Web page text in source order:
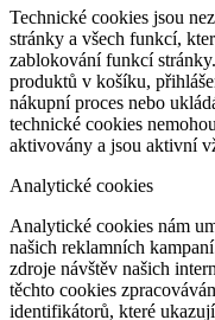
Technické cookies jsou
stránky a všech funkcí,
zablokování funkcí
produktů v košíku,
nákupní proces nebo
technické cookies
aktivovány a jsou aktivní
Analytické cookies
Analytické cookies nám
našich reklamních
zdroje návštěv našich
těchto cookies
identifikátorů, které